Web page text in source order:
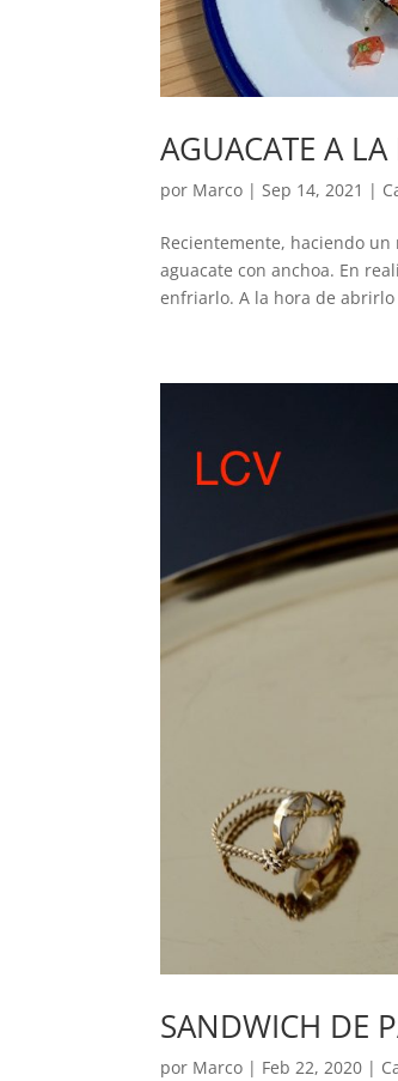
AGUACATE A
por Marco | Sep 14, 2021 |
Recientemente, haciendo
aguacate con anchoa. En
enfriarlo. A la hora de abrirlo
SANDWICH DE
por Marco | Feb 22, 2020 |